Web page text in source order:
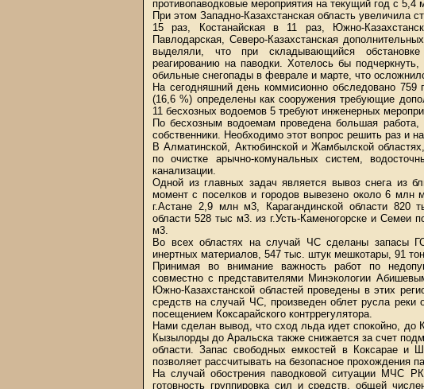
противопаводковые мероприятия на текущий год с
При этом Западно-Казахстанская область увеличила
15 раз, Костанайская в 11 раз, Южно-
Павлодарская, Северо-Казахстанская
выделяли, что при складывающийся
реагированию на паводки. Хотелось бы
обильные снегопады в феврале и марте, что
На сегодняшний день коммисионно обследовано 759
(16,6 %) определены как сооружения требующие
11 бесхозных водоемов 5 требуют инженерных
По бесхозным водоемам проведена большая
собственники. Необходимо этот вопрос решить раз и
В Алматинской, Актюбинской и Жамбылской
по очистке арычно-комунальных систем,
канализации.
Одной из главных задач является вывоз снега из
момент с поселков и городов вывезено около 6 млн
г.Астане 2,9 млн м3, Карагандинской области
области 528 тыс м3. из г.Усть-Каменогорске и Семеи
м3.
Во всех областях на случай ЧС сделаны запасы
инертных материалов, 547 тыс. штук мешкотары, 91
Принимая во внимание важность работ по
совместно с представителями Минэкологии
Южно-Казахстанской областей проведены в этих
средств на случай ЧС, произведен облет русла
посещением Коксарайского контррегулятора.
Нами сделан вывод, что сход льда идет спокойно,
Кызылорды до Аральска также снижается за счет
области. Запас свободных емкостей в Коксарае
позволяет рассчитывать на безопасное прохождения
На случай обострения паводковой ситуации МЧС
готовность группировка сил и средств, общей